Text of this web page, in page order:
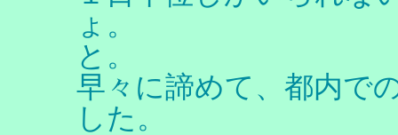
ょ。
と。
早々に諦めて、都内で
した。